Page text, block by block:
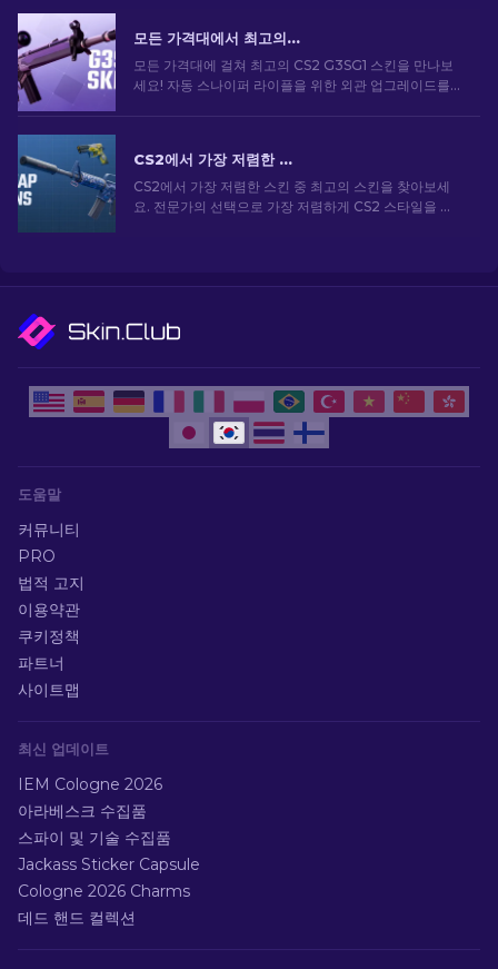
모든 가격대에서 최고의 CS2 G3SG1 스킨
모든 가격대에 걸쳐 최고의 CS2 G3SG1 스킨을 만나보
세요! 자동 스나이퍼 라이플을 위한 외관 업그레이드를
CS2에서 가장 저렴한 스킨 [2026]
CS2에서 가장 저렴한 스킨 중 최고의 스킨을 찾아보세
요. 전문가의 선택으로 가장 저렴하게 CS2 스타일을 업
도움말
커뮤니티
PRO
법적 고지
이용약관
쿠키정책
파트너
사이트맵
최신 업데이트
IEM Cologne 2026
아라베스크 수집품
스파이 및 기술 수집품
Jackass Sticker Capsule
Cologne 2026 Charms
데드 핸드 컬렉션